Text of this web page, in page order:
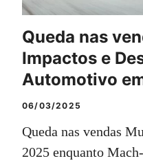
Queda nas
Impactos e
Automotivo
06/03/2025
Queda nas vendas
2025 enquanto